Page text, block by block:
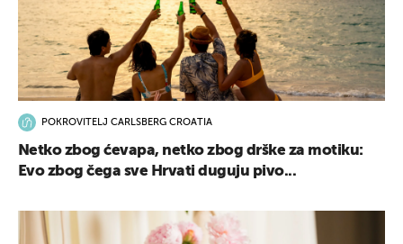
POKROVITELJ CARLSBERG CROATIA
Netko zbog ćevapa, netko zbog drške za motiku:
Evo zbog čega sve Hrvati duguju pivo...